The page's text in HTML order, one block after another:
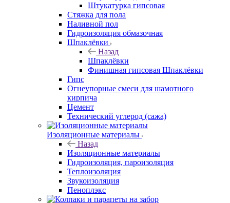
Штукатурка гипсовая
Стяжка для пола
Наливной пол
Гидроизоляция обмазочная
Шпаклёвки
Назад
Шпаклёвки
Финишная гипсовая Шпаклёвки
Гипс
Огнеупорные смеси для шамотного
кирпича
Цемент
Технический углерод (сажа)
Изоляционные материалы
Назад
Изоляционные материалы
Гидроизоляция, пароизоляция
Теплоизоляция
Звукоизоляция
Пеноплэкс